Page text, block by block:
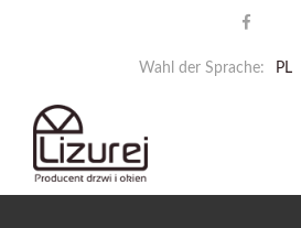
Wahl der Sprache: PL